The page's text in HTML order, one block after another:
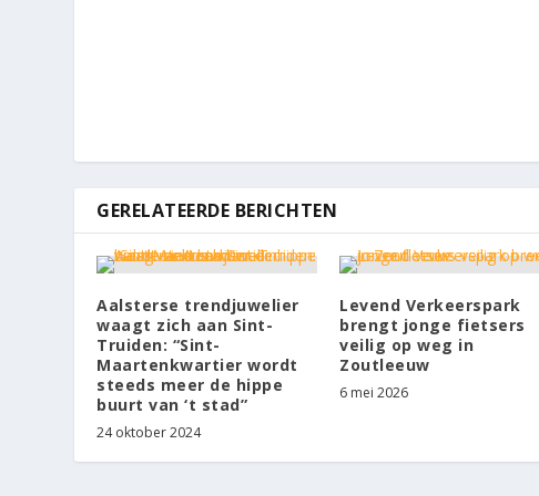
GERELATEERDE BERICHTEN
Aalsterse trendjuwelier
waagt zich aan Sint-
Truiden: “Sint-
Maartenkwartier wordt
steeds meer de hippe
buurt van ‘t stad”
24 oktober 2024
Levend Verkeerspark
brengt jonge fietsers
veilig op weg in
Zoutleeuw
6 mei 2026